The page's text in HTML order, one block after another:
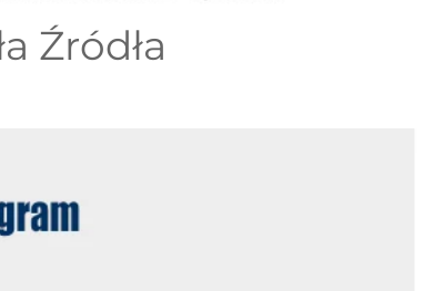
Źródła